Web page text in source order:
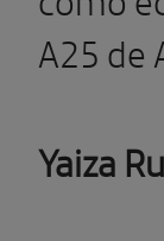
A25 de
Yaiza